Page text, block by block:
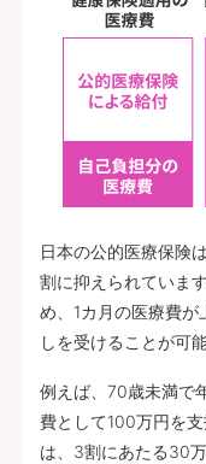
日本の公的医療保険
割に抑えられていま
め、1カ月の医療費
しを受けることが可能
例えば、70歳未満で
費として100万円を
は、3割にあたる30